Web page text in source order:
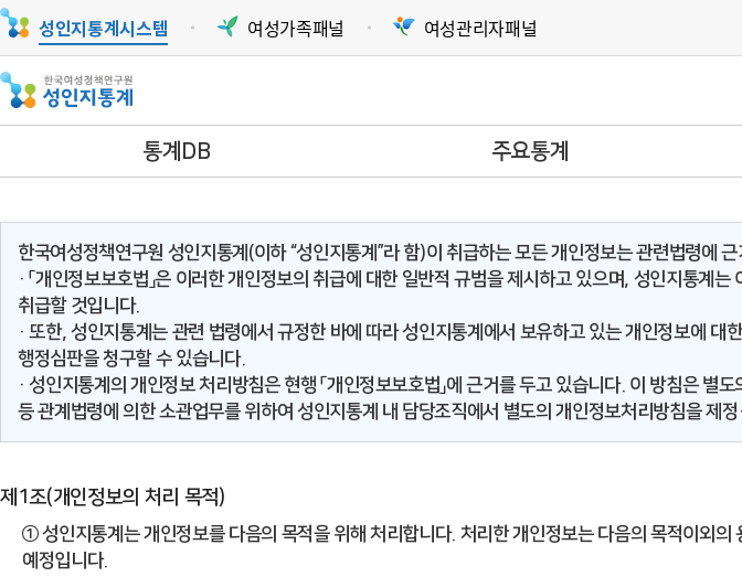
성인지통계시스템 여성가족패널 여성관리자패널
통계DB 주요통계
한국여성정책연구원 성인지통계(이하 “성인지통계”라 함)이 취급하는 모든 개인정보는 관련법령에
· 「개인정보보호법」은 이러한 개인정보의 취급에 대한 일반적 규범을 제시하고 있으며, 성인지통
취급할 것입니다.
· 또한, 성인지통계는 관련 법령에서 규정한 바에 따라 성인지통계에서 보유하고 있는 개인정보에
행정심판을 청구할 수 있습니다.
· 성인지통계의 개인정보 처리방침은 현행 「개인정보보호법」에 근거를 두고 있습니다. 이 방침은
등 관계법령에 의한 소관업무를 위하여 성인지통계 내 담당조직에서 별도의 개인정보처리방침을 제
제1조(개인정보의 처리 목적)
① 성인지통계는 개인정보를 다음의 목적을 위해 처리합니다. 처리한 개인정보는 다음의 목적이외
예정입니다.